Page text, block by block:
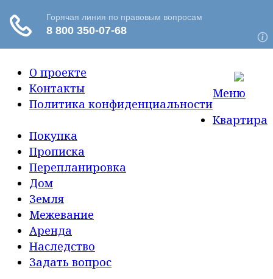
О проекте
Контакты
Политика конфиденциальности
Меню
Квартира
Покупка
Прописка
Перепланировка
Дом
Земля
Межевание
Аренда
Наследство
Задать вопрос